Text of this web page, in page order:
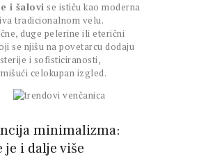
i šalovi se ističu kao moderna
tradicionalnom velu.
duge pelerine ili eterični
se njišu na povetarcu dodaju
i sofisticiranosti,
celokupan izgled.
minimalizma:
je i dalje više